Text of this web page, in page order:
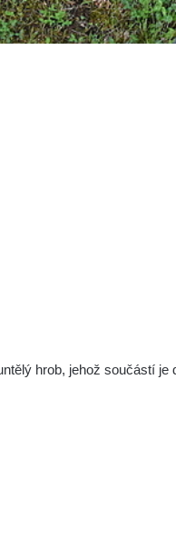
hrob, jehož součástí je